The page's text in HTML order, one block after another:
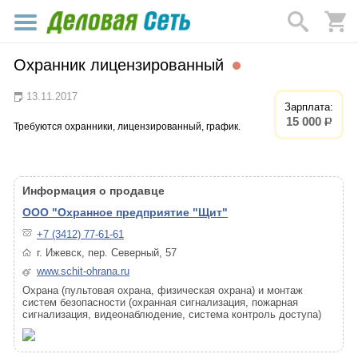
Охранник лицензированный
Зарплата:
15 000 р.
13.11.2017
Требуются охранники, лицензированный, график.
Информация о продавце
ООО "Охранное предприятие "Щит"
+7 (3412) 77-61-61
г. Ижевск, пер. Северный, 57
www.schit-ohrana.ru
Охрана (пультовая охрана, физическая охрана) и монтаж
систем безопасности (охранная сигнализация, пожарная
сигнализация, видеонаблюдение, система контроль доступа)